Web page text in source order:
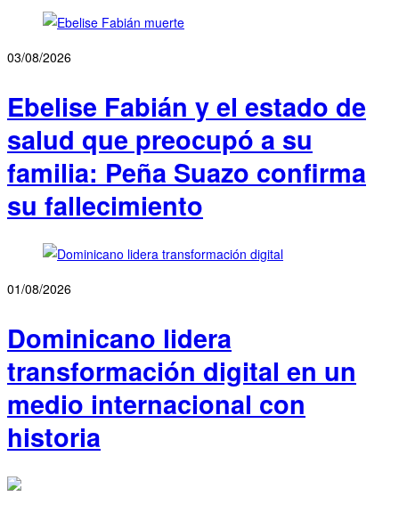
03/08/2026
Ebelise Fabián y el estado de
salud que preocupó a su
familia: Peña Suazo confirma
su fallecimiento
01/08/2026
Dominicano lidera
transformación digital en un
medio internacional con
historia